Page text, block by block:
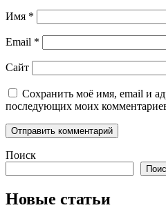
Имя *
Email *
Сайт
Сохранить моё имя, email и
последующих моих
Поиск
Новые статьи